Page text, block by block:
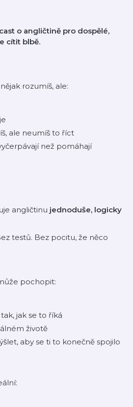
o angličtině pro dospělé,
cítit blbě.
rozumíš, ale:
ale neumíš to říct
než pomáhají
angličtinu jednoduše, logicky
testů. Bez pocitu, že něco
pochopit:
jak se to říká
životě
aby se ti to konečně spojilo